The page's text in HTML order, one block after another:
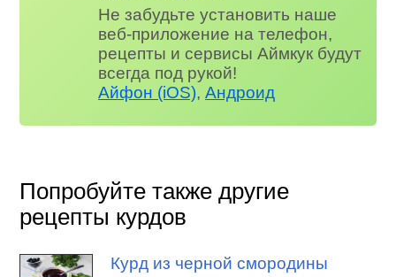
Не забудьте установить наше
веб-приложение на телефон,
рецепты и сервисы Аймкук будут
всегда под рукой!
Айфон (iOS),Андроид
Попробуйте также другие
рецепты курдов
Курд из черной смородины